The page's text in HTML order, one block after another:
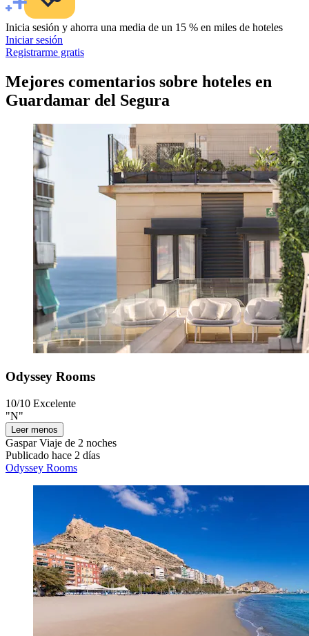
Inicia sesión y ahorra una media de un 15 % en miles de hoteles
Iniciar sesión
Registrarme gratis
Mejores comentarios sobre hoteles en
Guardamar del Segura
Odyssey Rooms
10/10 Excelente
"N"
Leer menos
GasparViaje de 2 noches
Publicado hace 2 días
Odyssey Rooms